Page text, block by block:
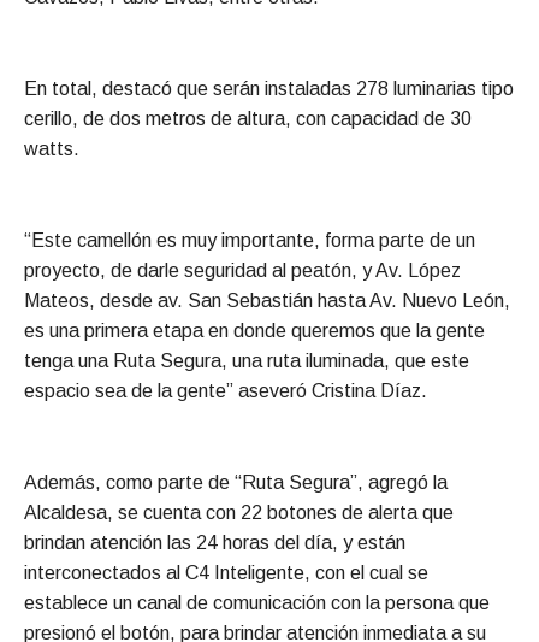
En total, destacó que serán instaladas 278 luminarias tipo
cerillo, de dos metros de altura, con capacidad de 30
watts.
“Este camellón es muy importante, forma parte de un
proyecto, de darle seguridad al peatón, y Av. López
Mateos, desde av. San Sebastián hasta Av. Nuevo León,
es una primera etapa en donde queremos que la gente
tenga una Ruta Segura, una ruta iluminada, que este
espacio sea de la gente” aseveró Cristina Díaz.
Además, como parte de “Ruta Segura”, agregó la
Alcaldesa, se cuenta con 22 botones de alerta que
brindan atención las 24 horas del día, y están
interconectados al C4 Inteligente, con el cual se
establece un canal de comunicación con la persona que
presionó el botón, para brindar atención inmediata a su